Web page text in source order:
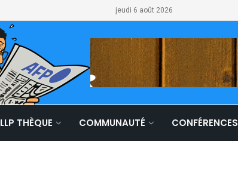
jeudi 6 août 2026
LLP THÈQUE COMMUNAUTÉ CONFÉRENCES